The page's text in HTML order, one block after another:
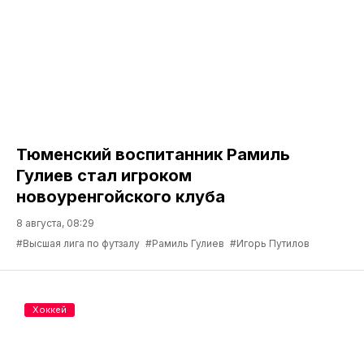
Тюменский воспитанник Рамиль
Гулиев стал игроком
новоуренгойского клуба
8 августа, 08:29
#Высшая лига по футзалу #Рамиль Гулиев #Игорь Путилов
Хоккей